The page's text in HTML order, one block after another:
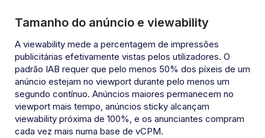
Tamanho do anúncio e viewability
A viewability mede a percentagem de impressões
publicitárias efetivamente vistas pelos utilizadores. O
padrão IAB requer que pelo menos 50% dos píxeis de um
anúncio estejam no viewport durante pelo menos um
segundo contínuo. Anúncios maiores permanecem no
viewport mais tempo, anúncios sticky alcançam
viewability próxima de 100%, e os anunciantes compram
cada vez mais numa base de vCPM.